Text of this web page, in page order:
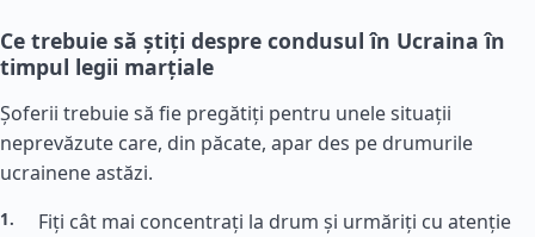
Ce trebuie să știți despre condusul în Ucraina în
timpul legii marțiale
Șoferii trebuie să fie pregătiți pentru unele situații
neprevăzute care, din păcate, apar des pe drumurile
ucrainene astăzi.
Fiți cât mai concentrați la drum și urmăriți cu atenție